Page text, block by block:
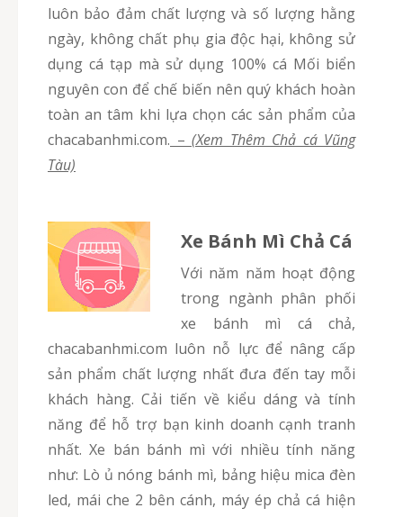
luôn bảo đảm chất lượng và số lượng hằng
ngày, không chất phụ gia độc hại, không sử
dụng cá tạp mà sử dụng 100% cá Mối biển
nguyên con để chế biến nên quý khách hoàn
toàn an tâm khi lựa chọn các sản phẩm của
chacabanhmi.com. – (Xem Thêm Chả cá Vũng
Tàu)
Xe Bánh Mì Chả Cá
Với năm năm hoạt động
trong ngành phân phối
xe bánh mì cá chả,
chacabanhmi.com luôn nỗ lực để nâng cấp
sản phẩm chất lượng nhất đưa đến tay mỗi
khách hàng. Cải tiến về kiểu dáng và tính
năng để hỗ trợ bạn kinh doanh cạnh tranh
nhất. Xe bán bánh mì với nhiều tính năng
như: Lò ủ nóng bánh mì, bảng hiệu mica đèn
led, mái che 2 bên cánh, máy ép chả cá hiện